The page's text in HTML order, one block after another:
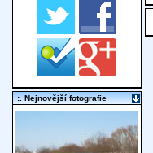
:. Nejnovější fotografie